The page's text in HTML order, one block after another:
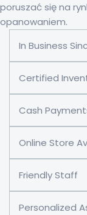
poruszać się na
opanowaniem.
In Business
Certified
Cash
Online Store
Friendly Staff
Personalized